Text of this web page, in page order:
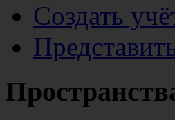
Создать